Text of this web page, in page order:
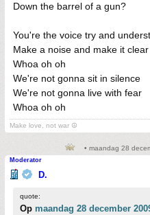
Down the barrel of a gun?
You're the voice try and
Make a noise and make it clear
Whoa oh oh
We're not gonna sit in silence
We're not gonna live with fear
Whoa oh oh
Make love, not war ☮
• maandag 28
Moderator
D.
quote:
Op maandag 28 december